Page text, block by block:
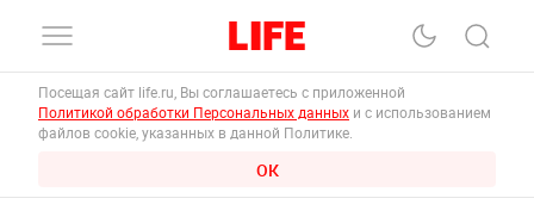
Посещая сайт life.ru, Вы соглашаетесь с приложенной
Политикой обработки Персональных данных и с использованием
файлов cookie, указанных в данной Политике.
ОК